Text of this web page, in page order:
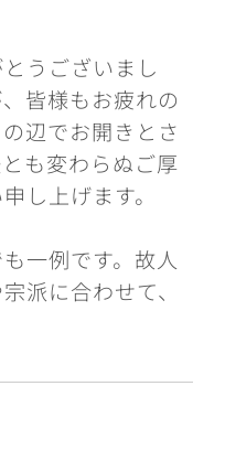
うございまし
皆様もお疲れの
辺でお開きとさ
も変わらぬご厚
し上げます。
一例です。故人
派に合わせて、